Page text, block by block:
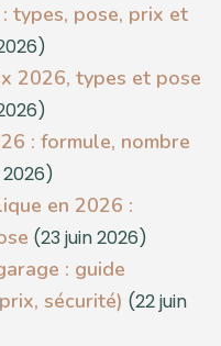
types, pose, prix et
2026, types et pose
: formule, nombre
2026)
en 2026 :
(23 juin 2026)
: guide
sécurité) (22 juin